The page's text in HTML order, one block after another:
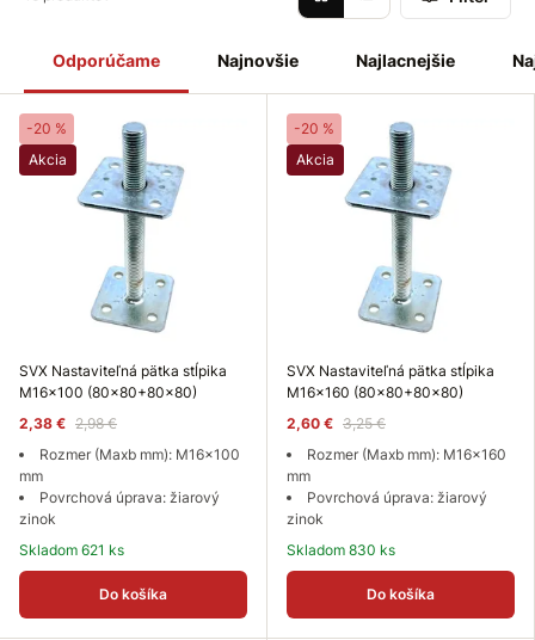
Odporúčame Najnovšie Najlacnejšie
-20 %
Akcia
SVX Nastaviteľná pätka stĺpika
M16x100 (80x80+80x80)
2,38 € 2,98 €
Rozmer (Maxb mm): M16x100
mm
Povrchová úprava: žiarový
zinok
Skladom 621 ks
Do košíka
-20 %
Akcia
SVX Nastaviteľná pätka stĺpika
M16x160 (80x80+80x80)
2,60 € 3,25 €
Rozmer (Maxb mm): M16x160
mm
Povrchová úprava: žiarový
zinok
Skladom 830 ks
Do košíka